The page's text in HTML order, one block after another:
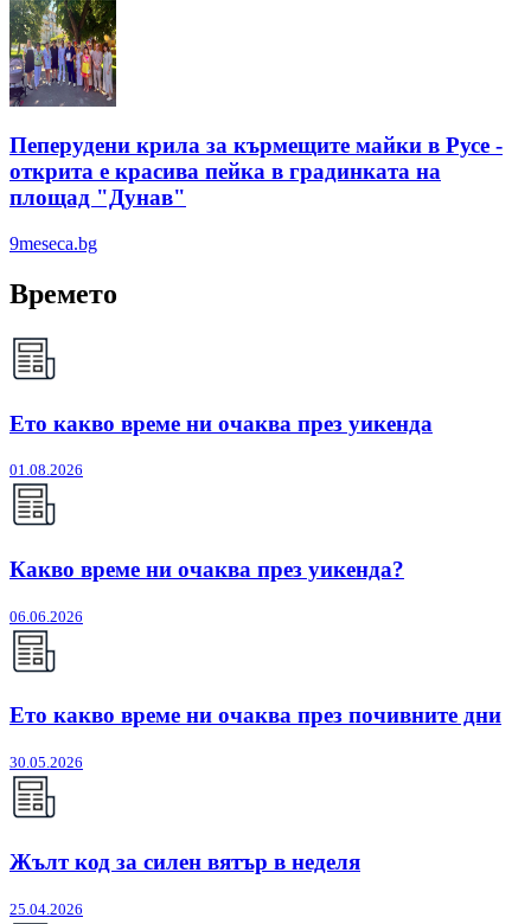
Пеперудени крила за кърмещите майки в Русе -
открита е красива пейка в градинката на
площад "Дунав"
9meseca.bg
Времето
Ето какво време ни очаква през уикенда
01.08.2026
Какво време ни очаква през уикенда?
06.06.2026
Ето какво време ни очаква през почивните дни
30.05.2026
Жълт код за силен вятър в неделя
25.04.2026